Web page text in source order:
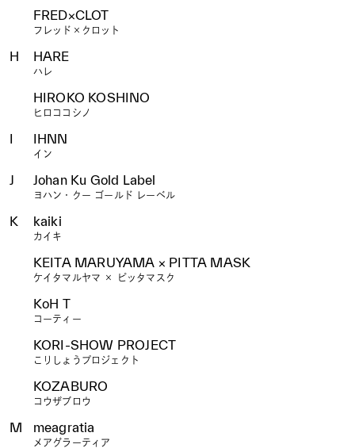
FRED×CLOT
フレッド×クロット
H HARE
ハレ
HIROKO KOSHINO
ヒロココシノ
I IHNN
イン
J Johan Ku Gold Label
ヨハン・クー ゴールド レーベル
K kaiki
カイキ
KEITA MARUYAMA × PITTA MASK
ケイタマルヤマ × ピッタマスク
KoH T
コーティー
KORI-SHOW PROJECT
こりしょうプロジェクト
KOZABURO
コウザブロウ
M meagratia
メアグラーティア